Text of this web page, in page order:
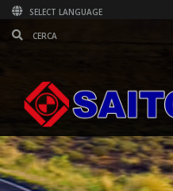
SELECT LANGUAGE